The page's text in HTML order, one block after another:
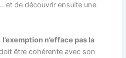
et de découvrir ensuite une
l’exemption n’efface pas la
être cohérente avec son